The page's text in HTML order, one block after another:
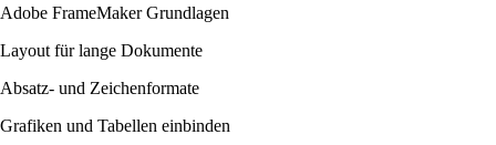
Adobe FrameMaker Grundlagen
Layout für lange Dokumente
Absatz- und Zeichenformate
Grafiken und Tabellen einbinden